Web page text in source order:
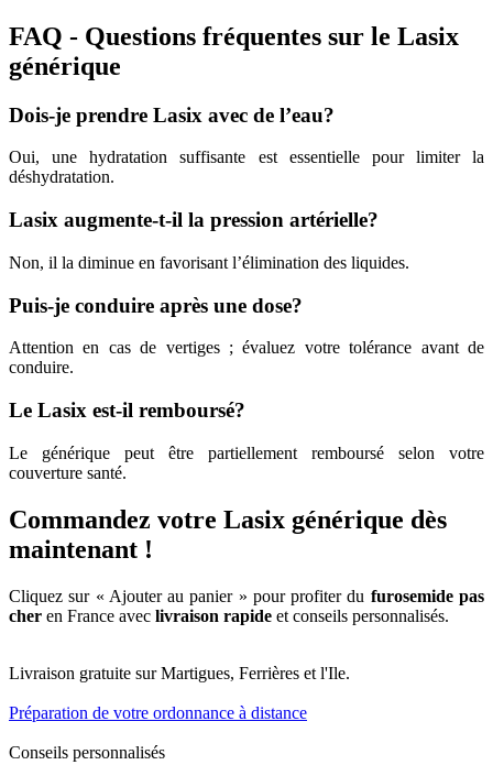
FAQ - Questions fréquentes sur le Lasix
générique
Dois-je prendre Lasix avec de l’eau?
Oui, une hydratation suffisante est essentielle pour limiter la
déshydratation.
Lasix augmente-t-il la pression artérielle?
Non, il la diminue en favorisant l’élimination des liquides.
Puis-je conduire après une dose?
Attention en cas de vertiges ; évaluez votre tolérance avant de
conduire.
Le Lasix est-il remboursé?
Le générique peut être partiellement remboursé selon votre
couverture santé.
Commandez votre Lasix générique dès
maintenant !
Cliquez sur « Ajouter au panier » pour profiter du furosemide pas
cher en France avec livraison rapide et conseils personnalisés.
Livraison gratuite sur Martigues, Ferrières et l'Ile.
Préparation de votre ordonnance à distance
Conseils personnalisés